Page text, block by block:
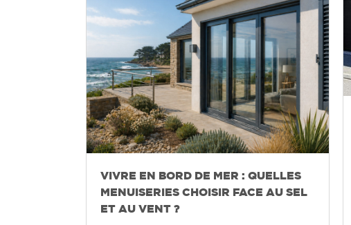
VIVRE EN BORD DE MER : QUELLES
MENUISERIES CHOISIR FACE AU SEL
ET AU VENT ?